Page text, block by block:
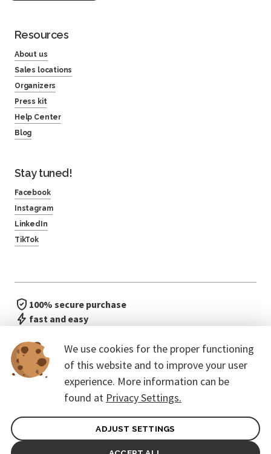
We use cookies for the proper functioning
of this website and to improve your user
experience. More information can be
found at Privacy Settings.
ADJUST SETTINGS
Resources
About us
Sales locations
Organizers
Press kit
Help Center
Blog
Stay tuned!
Facebook
Instagram
LinkedIn
TikTok
100% secure purchase
fast and easy
General terms of contract for Customers
Protection of personal data